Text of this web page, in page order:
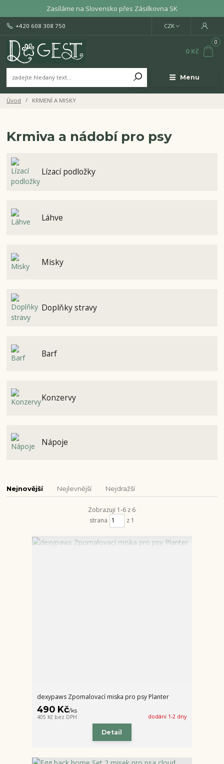
Zasíláme na Slovensko přes Zásilkovna SK
Menu
CZK
+420 608 308 750
0
0 Kč
Úvod KRMENÍ A MISKY
Krmiva a nádobí pro psy
Lízací podložky
Láhve
Misky
Doplňky stravy
Barf
Konzervy
Nápoje
Nejnovější Nejlevnější Nejdražší
Zobrazuji 1-6 z 6
strana
z 1
dexypaws Zpomalovací miska pro psy Planter
490 Kč/ks
405 Kč bez DPH dodání 1-2 dny
Detail